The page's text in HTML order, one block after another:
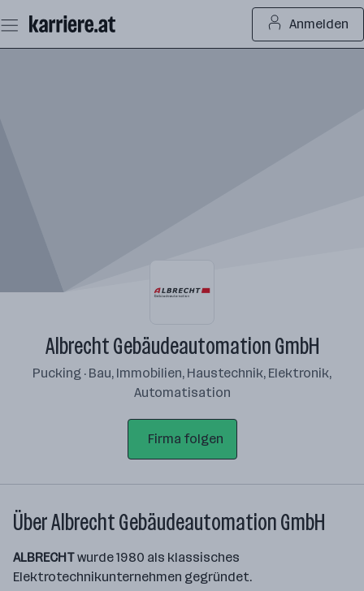
Seiteninhalt
springen
Anmelden
Albrecht Gebäudeautomation GmbH
Pucking · Bau, Immobilien, Haustechnik, Elektronik,
Automatisation
Firma folgen
Über Albrecht Gebäudeautomation GmbH
ALBRECHTwurde 1980 als klassisches
Elektrotechnikunternehmen gegründet.